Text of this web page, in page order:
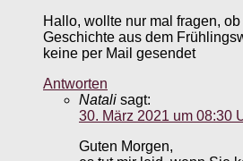
Hallo, wollte nur mal fragen,
Geschichte aus dem
keine per Mail gesendet
Antworten
Natali sagt:
30. März 2021 um 08:30
Guten Morgen,